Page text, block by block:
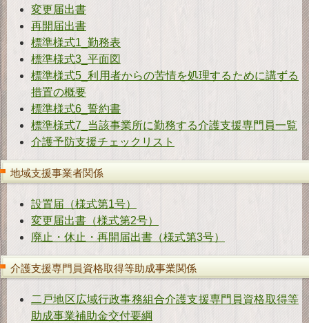
変更届出書
再開届出書
標準様式1_勤務表
標準様式3_平面図
標準様式5_利用者からの苦情を処理するために講ずる
措置の概要
標準様式6_誓約書
標準様式7_当該事業所に勤務する介護支援専門員一覧
介護予防支援チェックリスト
地域支援事業者関係
設置届（様式第1号）
変更届出書（様式第2号）
廃止・休止・再開届出書（様式第3号）
介護支援専門員資格取得等助成事業関係
二戸地区広域行政事務組合介護支援専門員資格取得等
助成事業補助金交付要綱